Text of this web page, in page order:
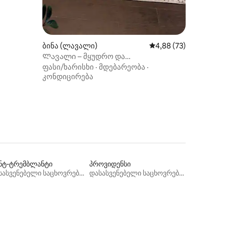
ბინა (ლავალი) საშუალო შეფასებაა
4,88 (73)
Ლავალი – მყუდრო და
მოსახერხებელი!
ფასი/ხარისხი · მდებარეობა ·
კონდიცირება
ტრემბლანტი
დასასვენებელი საცხოვრებლები
პროვიდენსი
დასასვენებელი საცხოვრებლები